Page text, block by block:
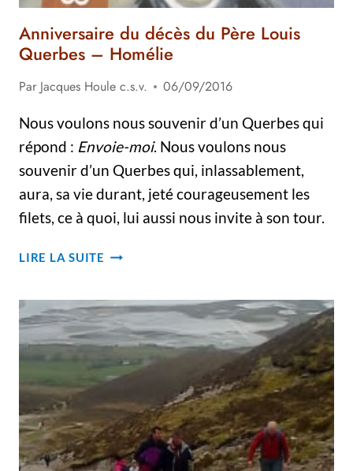
Anniversaire du décès du Père Louis
Querbes – Homélie
Par Jacques Houle c.s.v.
06/09/2016
Nous voulons nous souvenir d’un Querbes qui
répond : Envoie-moi. Nous voulons nous
souvenir d’un Querbes qui, inlassablement,
aura, sa vie durant, jeté courageusement les
filets, ce à quoi, lui aussi nous invite à son tour.
LIRE LA SUITE ANNIVERSAIRE
DU
PÈRE
LOUIS
QUERBES
–
HOMÉLIE